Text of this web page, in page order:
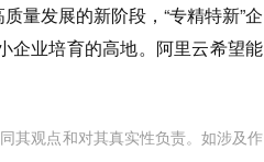
发展的新阶段，“专精特新”企
企业培育的高地。阿里云希望能
其观点和对其真实性负责。如涉及作